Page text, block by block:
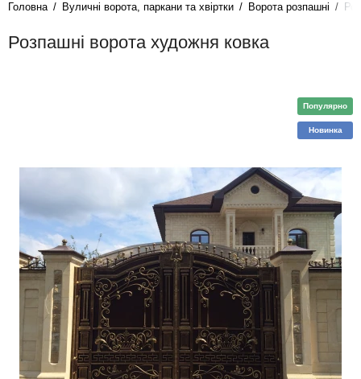
Головна Вуличні ворота, паркани та хвіртки Ворота розпашні
Розпашні ворота художня ковка
Популярно
Новинка